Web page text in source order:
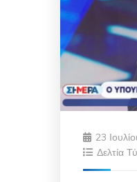
23
Δελτία